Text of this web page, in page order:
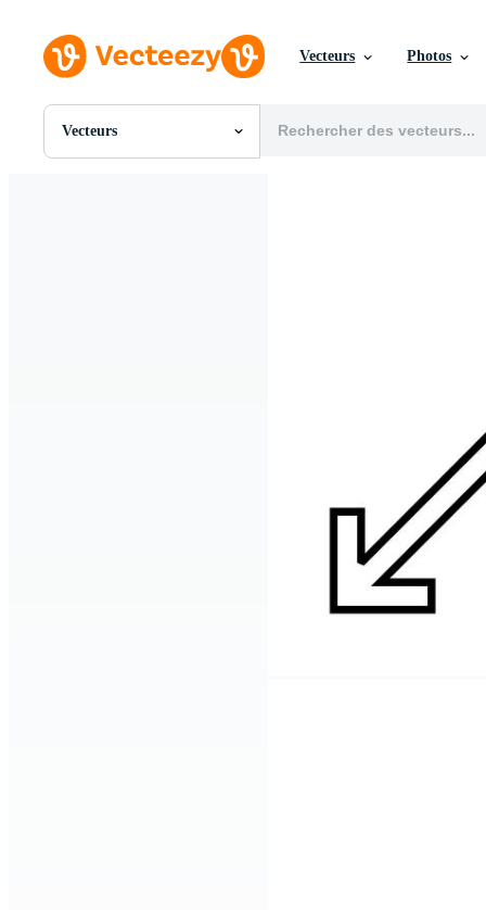
Vecteurs Photos
Vecteurs
Toutes Images